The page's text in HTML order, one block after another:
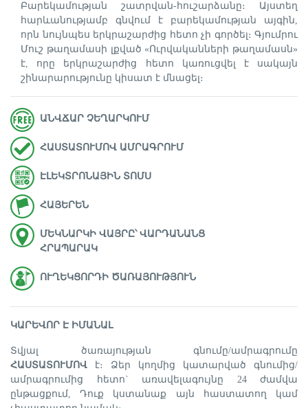
Բարեկամության շատրվան-հուշարձանը։ Այստեղ
հարևանությամբ գնվում է բարեկամության այգին,
որն նույնպես երկրաշարժից հետո չի գործել։ Գյումրու
Մուշ թաղամասի լքված «Ուրվականների թաղամասն»
է, որը երկրաշարժից հետո կառուցվել է սակայն
շինարարությունը կիսատ է մնացել։
ԱՆՎՃԱՐ ՉԵՂԱՐԿՈՒՄ
ՀԱՍՏԱՏՈՒՄՈՎ ԱՄՐԱԳՐՈՒՄ
ԷԼԵԿՏՐՈՆԱՅԻՆ ՏՈՄՍ
ՀԱՅԵՐԵՆ
ՄԵԿՆԱՐԿԻ ՎԱՅՐԸ՝ ՎԱՐԴԱՆԱՆՑ
ՀՐԱՊԱՐԱԿ
ՈՒՂԵԿՑՈՐԴԻ ԾԱՌԱՅՈՒԹՅՈՒՆ
ԿԱՐԵՎՈՐ Է ԻՄԱՆԱԼ
Տվյալ ծառայության գնումը/ամրագրումը
ՀԱՍՏԱՏՈՒՄՈՎ է։ Ձեր կողմից կատարված գնումից/
ամրագրումից հետո` առավելագույնը 24 ժամվա
ընթացքում, Դուք կստանաք այն հաստատող կամ